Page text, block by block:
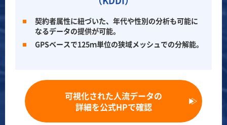
契約者属性に紐づいた、年代や性別の分析も可能に
なるデータの提供が可能。
GPSベースで125ｍ単位の狭域メッシュでの分解能。
可視化された人流データの
詳細を公式HPで確認